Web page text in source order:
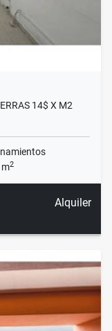
14$ X M2
m2
Alquiler